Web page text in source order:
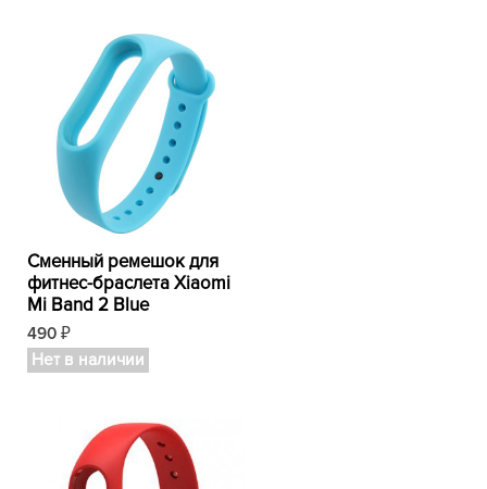
Сменный ремешок для
фитнес-браслета Xiaomi
Mi Band 2 Blue
490 ₽
Нет в наличии